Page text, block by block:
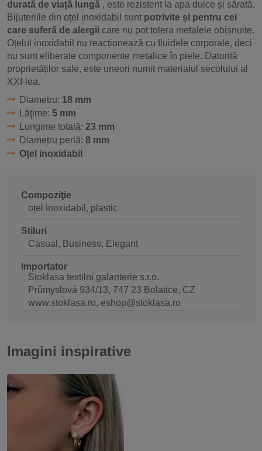
durată de viață lungă , este rezistent la apa dulce și sărată.
Bijuteriile din oțel inoxidabil sunt potrivite și pentru cei
care suferă de alergii care nu pot tolera metalele obișnuite.
Oțelul inoxidabil nu reacționează cu fluidele corporale, deci
nu sunt eliberate componente metalice în piele. Datorită
proprietăților sale, este uneori numit materialul secolului al
XXI-lea.
Diametru: 18 mm
Lăţime: 5 mm
Lungime totală: 23 mm
Diametru perlă: 8 mm
Oțel inoxidabil
Compoziţie
oțel inoxidabil, plastic
Stiluri
Casual, Business, Elegant
Importator
Stoklasa textilní galanterie s.r.o.
Průmyslová 934/13, 747 23 Bolatice, CZ
www.stoklasa.ro, eshop@stoklasa.ro
Imagini inspirative